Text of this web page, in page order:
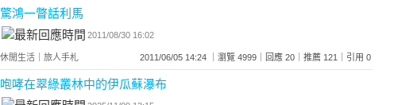
驚鴻一瞥話利馬
2011/08/30 16:02
休閒生活 旅人手札 2011/06/05 14:24 ｜瀏覽 4999｜回應 20｜推薦 121｜引用 0
咆哮在翠綠叢林中的伊瓜蘇瀑布